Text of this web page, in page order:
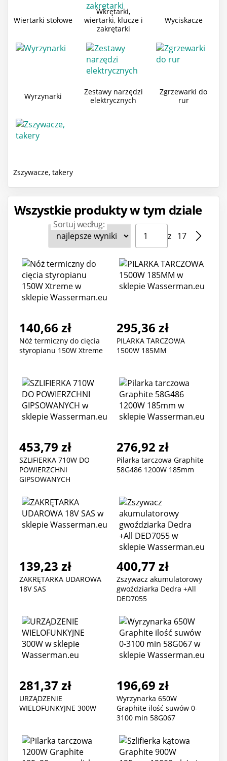
Wiertarki stołowe
Wkrętarki,
wiertarki, klucze i
zakrętarki
Wyciskacze
Wyrzynarki
Zestawy narzędzi
elektrycznych
Zgrzewarki do
rur
Zszywacze, takery
Wszystkie produkty w tym dziale
Sortuj według: Strona ⁨1⁩ z ⁨17⁩
z ⁨17⁩
Przejdź do strony
140,66 zł
Nóż termiczny do cięcia
styropianu 150W Xtreme
295,36 zł
PILARKA TARCZOWA
1500W 185MM
453,79 zł
SZLIFIERKA 710W DO
POWIERZCHNI
GIPSOWANYCH
276,92 zł
Pilarka tarczowa Graphite
58G486 1200W 185mm
139,23 zł
ZAKRĘTARKA UDAROWA
18V SAS
400,77 zł
Zszywacz akumulatorowy
gwoździarka Dedra +All
DED7055
281,37 zł
URZĄDZENIE
WIELOFUNKYJNE 300W
196,69 zł
Wyrzynarka 650W
Graphite ilość suwów 0-
3100 min 58G067